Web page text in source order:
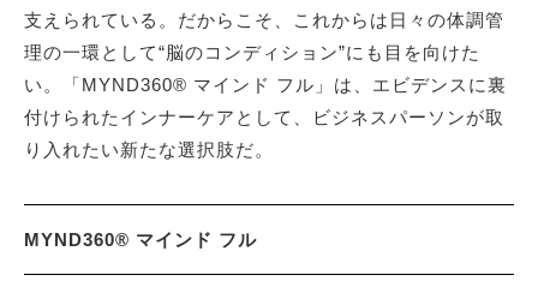
支えられている。だからこそ、これからは日々の体調管
理の一環として“脳のコンディション”にも目を向けた
い。「MYND360® マインド フル」は、エビデンスに裏
付けられたインナーケアとして、ビジネスパーソンが取
り入れたい新たな選択肢だ。
MYND360® マインド フル